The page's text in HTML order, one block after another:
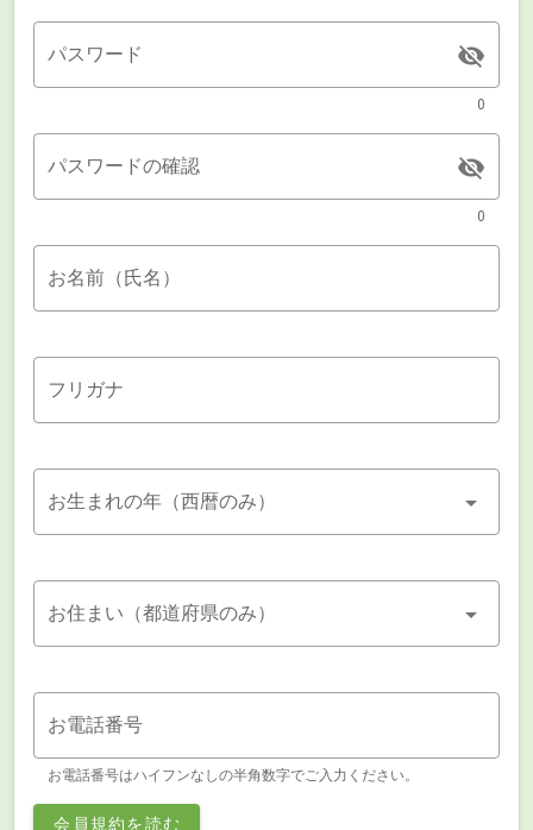
パスワード
0
パスワードの確認
0
お名前（氏名）
フリガナ
お生まれの年（西暦のみ）
お住まい（都道府県のみ）
お電話番号
お電話番号はハイフンなしの半角数字でご入力ください。
会員規約を読む